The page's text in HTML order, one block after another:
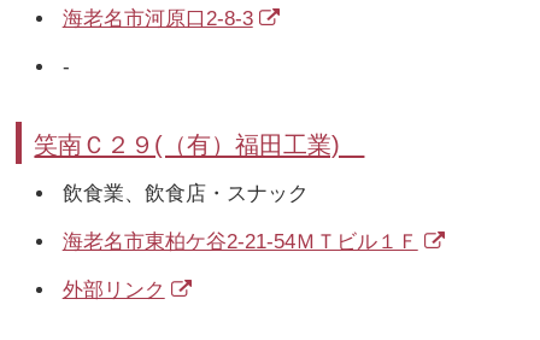
海老名市河原口2-8-3
-
笑南Ｃ２９(（有）福田工業)
飲食業、飲食店・スナック
海老名市東柏ケ谷2-21-54ＭＴビル１Ｆ
外部リンク